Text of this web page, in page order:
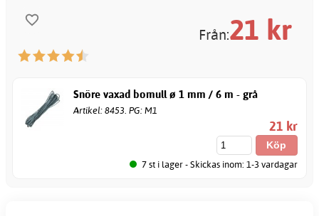
Från:21 kr
Snöre vaxad bomull ø 1 mm / 6 m - grå
Artikel: 8453. PG: M1
21 kr
7 st i lager - Skickas inom: 1-3 vardagar